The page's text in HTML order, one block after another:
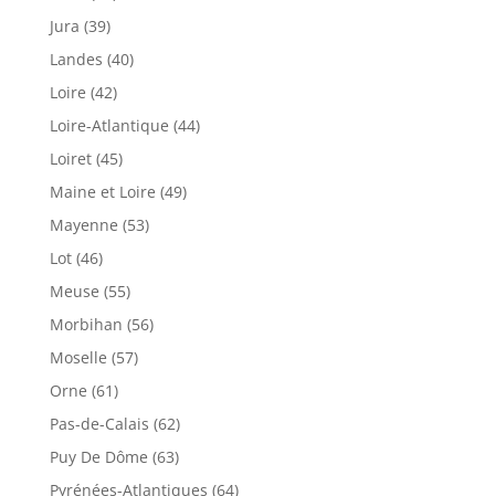
Jura (39)
Landes (40)
Loire (42)
Loire-Atlantique (44)
Loiret (45)
Maine et Loire (49)
Mayenne (53)
Lot (46)
Meuse (55)
Morbihan (56)
Moselle (57)
Orne (61)
Pas-de-Calais (62)
Puy De Dôme (63)
Pyrénées-Atlantiques (64)